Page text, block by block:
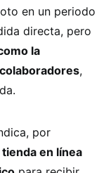
en un periodo
directa, pero
la
,
por
en línea